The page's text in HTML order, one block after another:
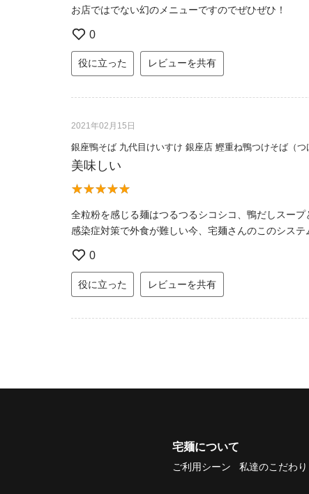
お店ではでない幻のメニューですのでぜひぜひ！
0
役に立った レビューを共有
2021年02月15日
銀座鴨そば 九代目けいすけ 銀座店 鰹重ね鴨つけそば（つ
美味しい
全粒粉を感じる麺はつるつるシコシコ、鴨だしスー
感染症対策で外食が難しい今、宅麺さんのこのシス
0
役に立った レビューを共有
宅麺について
ご利用シーン 私達のこだわり